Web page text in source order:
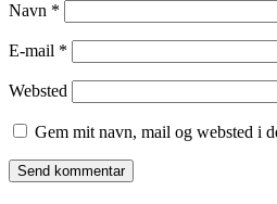
Navn *
E-mail *
Websted
Gem mit navn, mail og websted i